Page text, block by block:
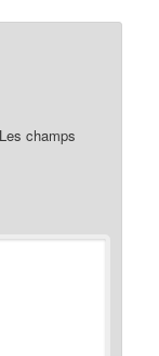
Les champs